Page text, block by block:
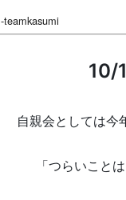
teamkasumi
10/
自親会としては今
「つらいこと